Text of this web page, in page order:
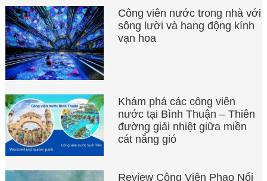
Công viên nước trong nhà với
sông lười và hang động kính
vạn hoa
Khám phá các công viên
nước tại Bình Thuận – Thiên
đường giải nhiệt giữa miền
cát nắng gió
Review Công Viên Phao Nổi